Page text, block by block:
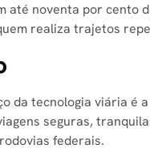
até noventa por cento
realiza trajetos
da tecnologia viária é
seguras,
federais.